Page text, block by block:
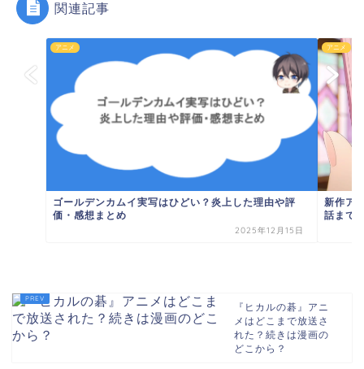
関連記事
アニメ
ゴールデンカムイ実写はひどい？炎上した理由や評
価・感想まとめ
2025年12月15日
アニメ
新作ア
話まで
『ヒカルの碁』アニ
メはどこまで放送さ
れた？続きは漫画の
どこから？